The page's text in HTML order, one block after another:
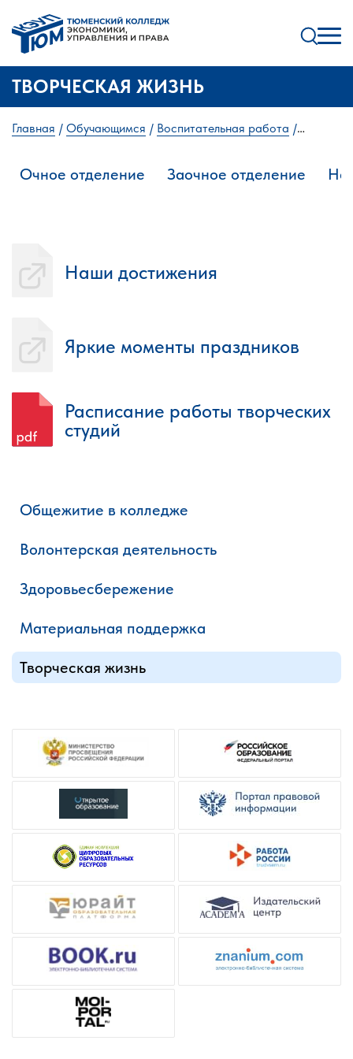
ТВОРЧЕСКАЯ ЖИЗНЬ
Главная Обучающимся
Воспитательная работа
Очное отделение Заочное отделение
Наши достижения
Яркие моменты праздников
Расписание работы творческих
студий
Общежитие в колледже
Волонтерская деятельность
Здоровьесбережение
Материальная поддержка
Творческая жизнь